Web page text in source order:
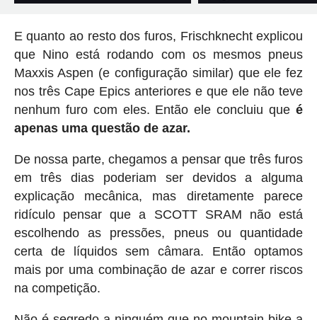
E quanto ao resto dos furos, Frischknecht explicou
que Nino está rodando com os mesmos pneus
Maxxis Aspen (e configuração similar) que ele fez
nos três Cape Epics anteriores e que ele não teve
nenhum furo com eles. Então ele concluiu queé
apenas uma questão de azar.
De nossa parte, chegamos a pensar que três furos
em três dias poderiam ser devidos a alguma
explicação mecânica, mas diretamente parece
ridículo pensar que a SCOTT SRAM não está
escolhendo as pressões, pneus ou quantidade
certa de líquidos sem câmara. Então optamos
mais por uma combinação de azar e correr riscos
na competição.